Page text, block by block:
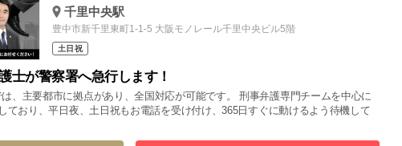
千里中央駅
豊中市新千里東町1-1-5 大阪モノレール千里中央ビル5階
土日祝
士が警察署へ急行します！
、主要都市に拠点があり、全国対応が可能です。 刑事弁護専門チームを中心に
ており、平日夜、土日祝もお電話を受け付け、365日すぐに動けるよう待機して